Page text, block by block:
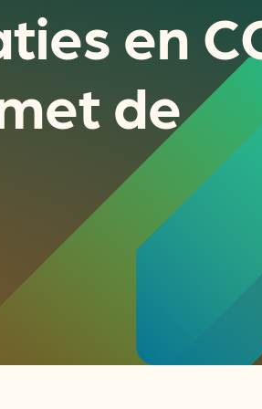
calculator
bespaarcheck
van klimaatschade
en
de